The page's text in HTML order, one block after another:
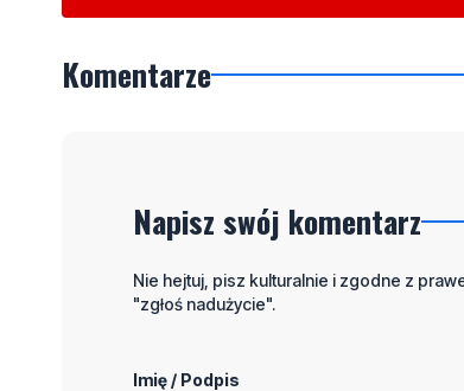
Komentarze
Napisz swój komentarz
Nie hejtuj, pisz kulturalnie i zgodne z
"zgłoś nadużycie".
Imię / Podpis